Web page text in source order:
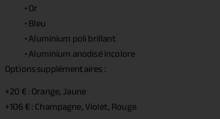
• Or
• Bleu
• Aluminium poli brillant
• Aluminium anodisé incolore
Options supplémentaires :
+20 € : Orange, Jaune
+106 € : Champagne, Violet, Rouge